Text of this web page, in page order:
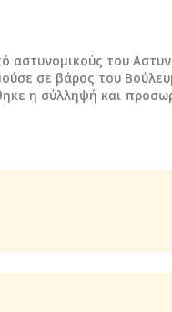
του
σε βάρος του
η σύλληψή και